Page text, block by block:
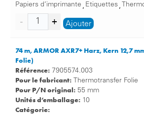
Papiers d’imprimante , Etiquettes ,
Ajouter
74 m, ARMOR AXR7+ Harz, Kern 12,7
Folie)
Référence: 7905574.003
Pour le fabricant: Thermotransfer Folie
Pour P/N original: 55 mm
Unités d’emballage: 10
Catégorie: